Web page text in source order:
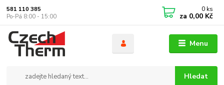
Menu
Hledat
581 110 385
Po-Pá 8:00 - 15:00
0 ks
za 0,00 Kč